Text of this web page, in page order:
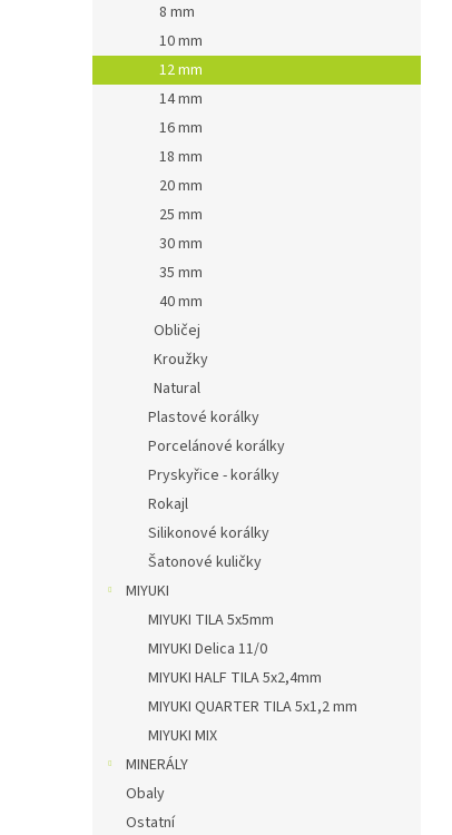
8 mm
10 mm
12 mm
14 mm
16 mm
18 mm
20 mm
25 mm
30 mm
35 mm
40 mm
Obličej
Kroužky
Natural
Plastové korálky
Porcelánové korálky
Pryskyřice - korálky
Rokajl
Silikonové korálky
Šatonové kuličky
MIYUKI
MIYUKI TILA 5x5mm
MIYUKI Delica 11/0
MIYUKI HALF TILA 5x2,4mm
MIYUKI QUARTER TILA 5x1,2 mm
MIYUKI MIX
MINERÁLY
Obaly
Ostatní